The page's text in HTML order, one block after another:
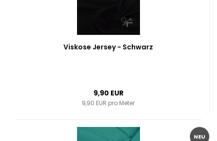
Viskose Jersey - Schwarz
9,90 EUR
9,90 EUR pro Meter
NEU